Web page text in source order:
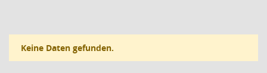
Keine Daten gefunden.